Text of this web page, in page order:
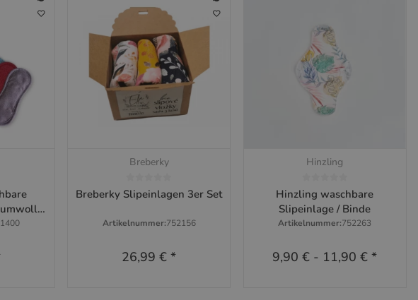
in
Schnellkauf
Breberky
Breberky Slipeinlagen 3er Set
Artikelnummer:752156
26,99 €*
Schnellkauf
Hinzling
Hinzling waschbare
Slipeinlage / Binde
Artikelnummer:752263
9,90 € - 11,90 €*